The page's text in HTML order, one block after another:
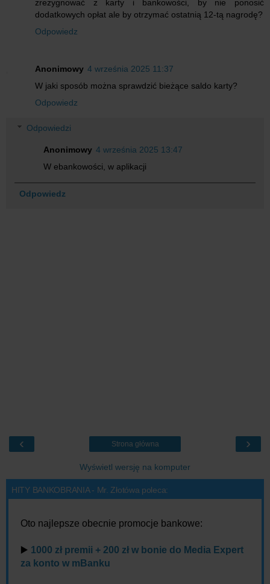
zrezygnować z karty i bankowości, by nie ponosić
dodatkowych opłat ale by otrzymać ostatnią 12-tą nagrodę?
Odpowiedz
Anonimowy 4 września 2025 11:37
W jaki sposób można sprawdzić bieżące saldo karty?
Odpowiedz
Odpowiedzi
Anonimowy 4 września 2025 13:47
W ebankowości, w aplikacji
Odpowiedz
‹ ›
Strona główna
Wyświetl wersję na komputer
HITY BANKOBRANIA - Mr. Złotówa poleca:
Oto najlepsze obecnie promocje bankowe:
▶️ 1000 zł premii + 200 zł w bonie do Media Expert
za konto w mBanku